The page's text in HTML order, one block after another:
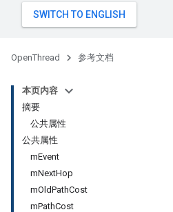
OpenThread 参考文档
本页内容
摘要
公共属性
公共属性
mEvent
mNextHop
mOldPathCost
mPathCost